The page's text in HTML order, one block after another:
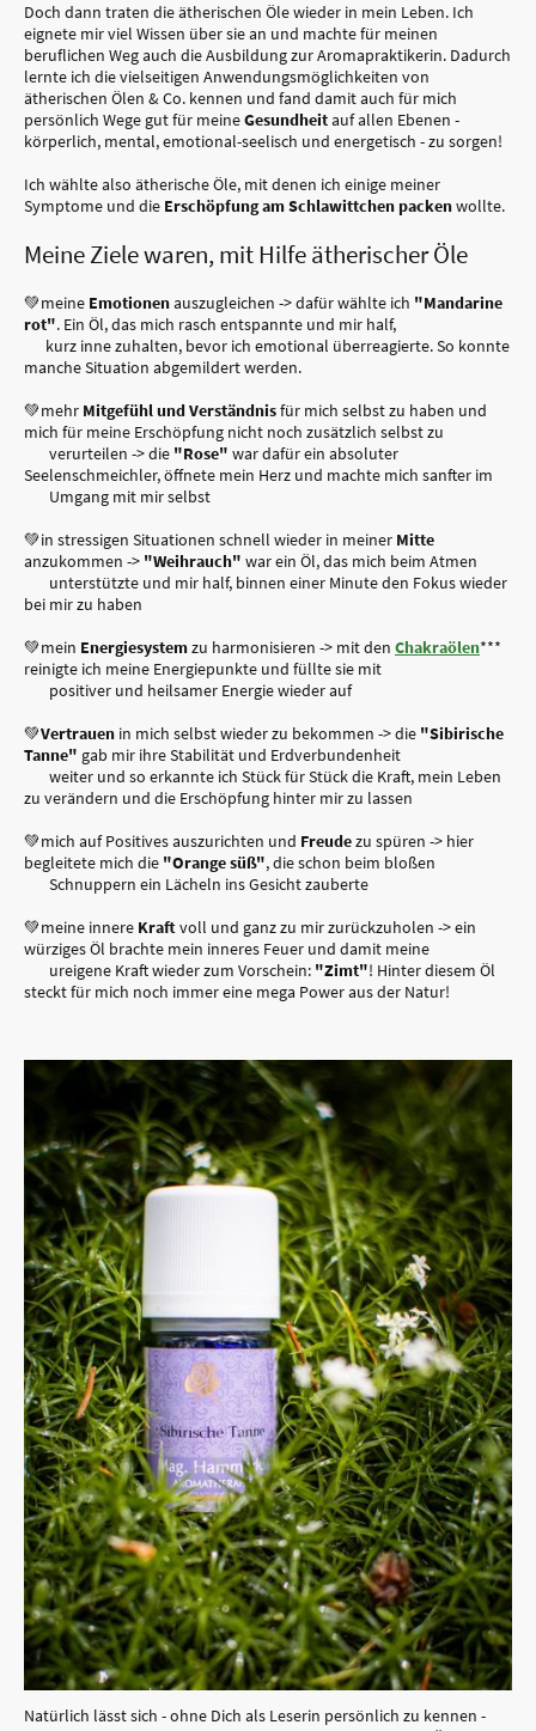
Doch dann traten die ätherischen Öle wieder in mein Leben. Ich
eignete mir viel Wissen über sie an und machte für meinen
beruflichen Weg auch die Ausbildung zur Aromapraktikerin. Dadurch
lernte ich die vielseitigen Anwendungsmöglichkeiten von
ätherischen Ölen & Co. kennen und fand damit auch für mich
persönlich Wege gut für meineGesundheitauf allen Ebenen -
körperlich, mental, emotional-seelisch und energetisch - zu sorgen!
Ich wählte also ätherische Öle, mit denen ich einige meiner
Symptome und die Erschöpfung am Schlawittchen packenwollte.
Meine Ziele waren, mit Hilfe ätherischer Öle
💚meine Emotionenauszugleichen -> dafür wählte ich "Mandarine
rot". Ein Öl, das mich rasch entspannte und mir half,
kurz inne zuhalten, bevor ich emotional überreagierte. So konnte
manche Situation abgemildert werden.
💚mehr Mitgefühl und Verständnisfür mich selbst zu haben und
mich für meine Erschöpfung nicht noch zusätzlich selbst zu
verurteilen -> die "Rose" war dafür ein absoluter
Seelenschmeichler, öffnete mein Herz und machte mich sanfter im
Umgang mit mir selbst
💚in stressigen Situationen schnell wieder in meiner Mitte
anzukommen -> "Weihrauch" war ein Öl, das mich beim Atmen
unterstützte und mir half, binnen einer Minute den Fokus wieder
bei mir zu haben
💚mein Energiesystemzu harmonisieren -> mit den Chakraölen***
reinigte ich meine Energiepunkte und füllte sie mit
positiver und heilsamer Energie wieder auf
💚Vertrauen in mich selbst wieder zu bekommen -> die "Sibirische
Tanne" gab mir ihre Stabilität und Erdverbundenheit
weiter und so erkannte ich Stück für Stück die Kraft, mein Leben
zu verändern und die Erschöpfung hinter mir zu lassen
💚mich auf Positives auszurichten und Freudezu spüren -> hier
begleitete mich die "Orange süß", die schon beim bloßen
Schnuppern ein Lächeln ins Gesicht zauberte
💚meine innere Kraftvoll und ganz zu mir zurückzuholen -> ein
würziges Öl brachte mein inneres Feuer und damit meine
ureigene Kraft wieder zum Vorschein: "Zimt"! Hinter diesem Öl
steckt für mich noch immer eine mega Power aus der Natur!
Natürlich lässt sich - ohne Dich als Leserin persönlich zu kennen -